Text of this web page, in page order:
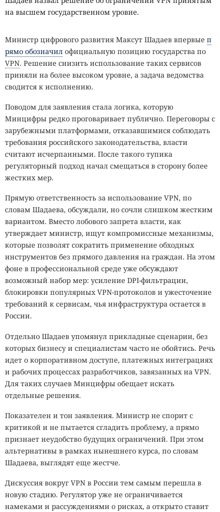
на высшем государственном уровне.
Министр цифрового развития Максут Шадаев впервые п
рямо обозначил официальную позицию государства по
VPN. Решение снизить использование таких сервисов
приняли на более высоком уровне, а задача ведомства
сводится к исполнению.
Поводом для заявления стала логика, которую
Минцифры редко проговаривает публично. Переговоры с
зарубежными платформами, отказавшимися соблюдать
требования российского законодательства, власти
считают исчерпанными. После такого тупика
регуляторный подход начал смещаться в сторону более
жестких мер.
Прямую ответственность за использование VPN, по
словам Шадаева, обсуждали, но сочли слишком жестким
вариантом. Вместо лобового запрета власти, как
утверждает министр, ищут компромиссные механизмы,
которые позволят сократить применение обходных
инструментов без прямого давления на граждан. На этом
фоне в профессиональной среде уже обсуждают
возможный набор мер: усиление DPI-фильтрации,
блокировки популярных VPN-протоколов и ужесточение
требований к сервисам, чья инфраструктура остается в
России.
Отдельно Шадаев упомянул прикладные сценарии, без
которых бизнесу и специалистам часто не обойтись. Речь
идет о корпоративном доступе, платежных интеграциях
и рабочих процессах разработчиков, завязанных на VPN.
Для таких случаев Минцифры обещает искать
отдельные решения.
Показателен и тон заявления. Министр не спорит с
критикой и не пытается сгладить проблему, а прямо
признает неудобство будущих ограничений. При этом
альтернативы в рамках нынешнего курса, по словам
Шадаева, выглядят еще жестче.
Дискуссия вокруг VPN в России тем самым перешла в
новую стадию. Регулятор уже не ограничивается
намеками и рассуждениями о рисках, а открыто ставит